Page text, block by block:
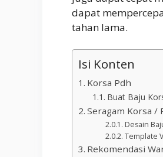
dapat
tahan lama.
Isi Konten
Korsa Pdh
Buat Baju
Seragam Korsa /
Desain
Template
Rekomendasi